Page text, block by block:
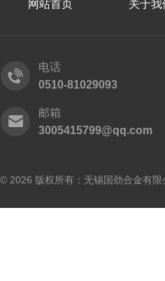
网站首页 关于我
电话
0510-81029093
邮箱
3005415799@qq.com
© 2026 版权所有：无锡国劲合金有